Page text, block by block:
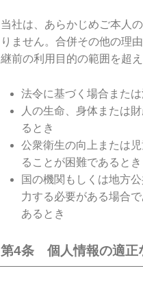
当社は、あらかじめご本人
りません。合併その他の理
継前の利用目的の範囲を超
法令に基づく場合また
人の生命、身体または
るとき
公衆衛生の向上または
ることが困難であるとき
国の機関もしくは地方
力する必要がある場合
あるとき
第4条 個人情報の適正